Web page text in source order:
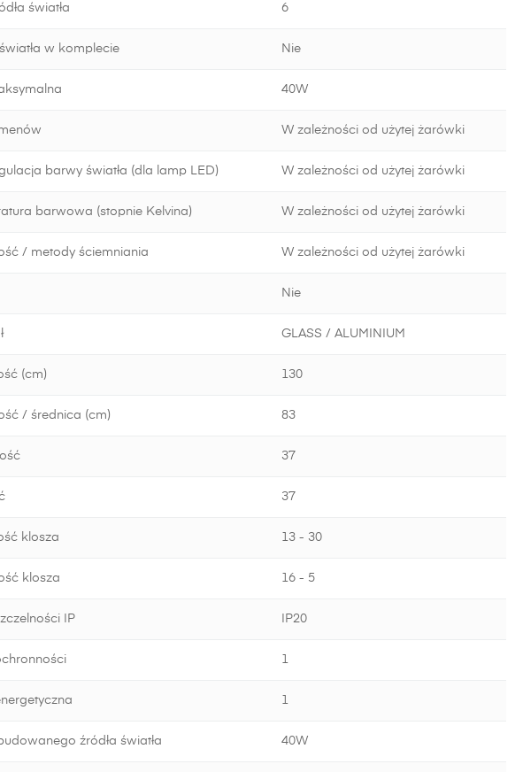
światła 6
w komplecie Nie
40W
W zależności od użytej żarówki
barwy światła (dla lamp LED) W zależności od użytej żarówki
barwowa (stopnie Kelvina) W zależności od użytej żarówki
/ metody ściemniania W zależności od użytej żarówki
Nie
GLASS / ALUMINIUM
(cm) 130
/ średnica (cm) 83
37
37
klosza 13 - 30
klosza 16 - 5
IP IP20
1
1
źródła światła 40W